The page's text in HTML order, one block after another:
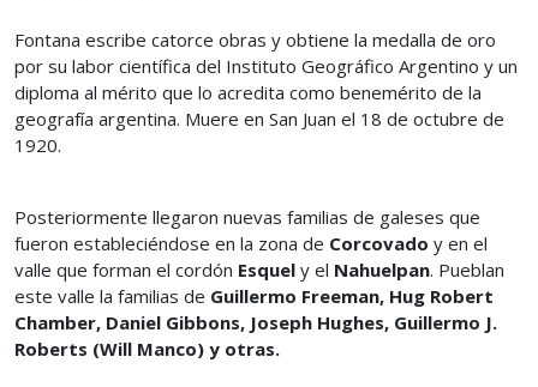
Fontana escribe catorce obras y obtiene la medalla de oro
por su labor científica del Instituto Geográfico Argentino y un
diploma al mérito que lo acredita como benemérito de la
geografía argentina. Muere en San Juan el 18 de octubre de
1920.
Posteriormente llegaron nuevas familias de galeses que
fueron estableciéndose en la zona de Corcovado y en el
valle que forman el cordón Esquel y el Nahuelpan. Pueblan
este valle la familias de Guillermo Freeman, Hug Robert
Chamber, Daniel Gibbons, Joseph Hughes, Guillermo J.
Roberts (Will Manco) y otras.